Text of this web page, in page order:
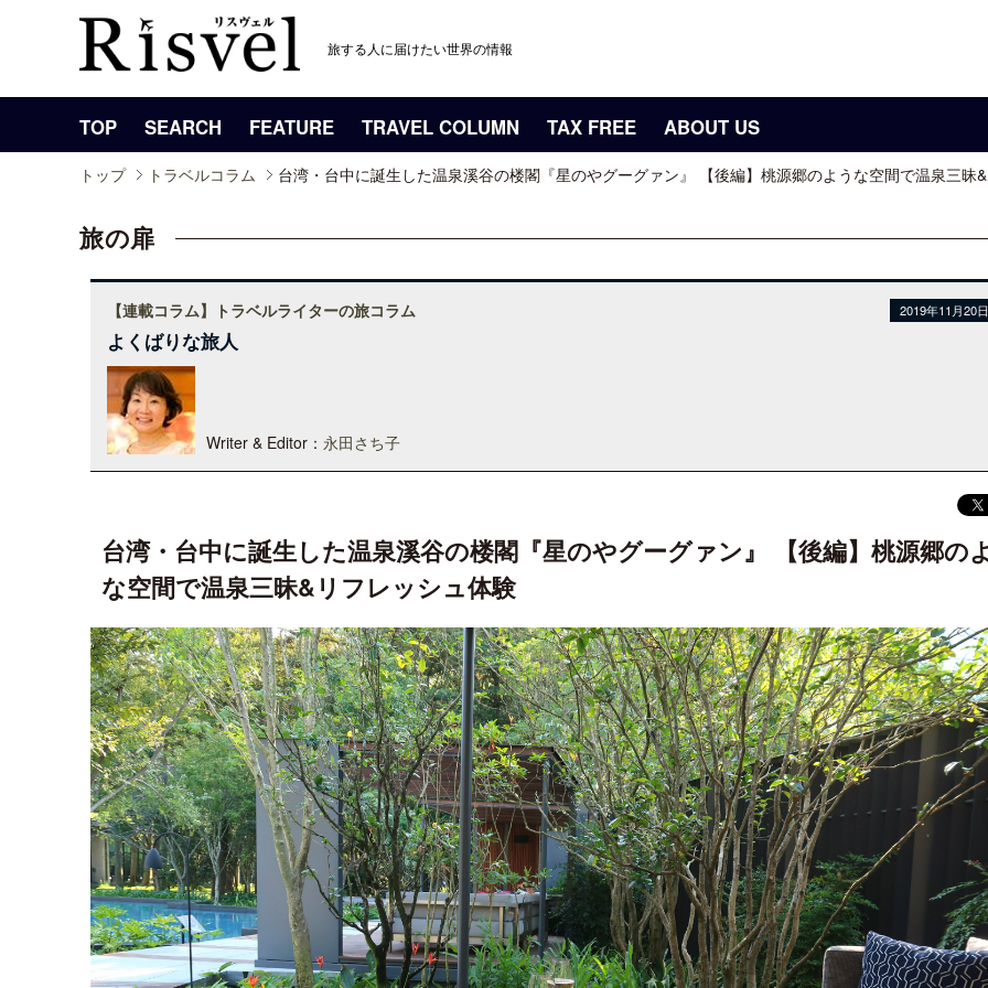
旅する人に届けたい世界の情報
TOP SEARCH FEATURE TRAVEL COLUMN TAX FREE ABOUT US
トップ トラベルコラム 台湾・台中に誕生した温泉溪谷の楼閣『星のやグーグァン』 【後編】桃源郷のような空間で温泉三昧
旅の扉
【連載コラム】トラベルライターの旅コラム 2019年11月20
よくばりな旅人
Writer & Editor： 永田さち子
台湾・台中に誕生した温泉溪谷の楼閣『星のやグーグァン』 【後編】桃源郷の
な空間で温泉三昧&リフレッシュ体験